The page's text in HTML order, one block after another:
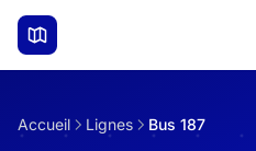
Aller au contenu principal
Accueil Lignes Bus 187